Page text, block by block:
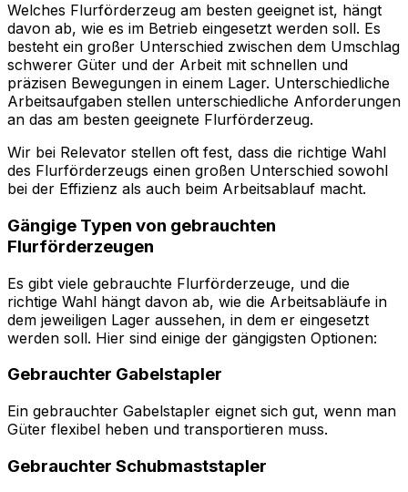
Welches Flurförderzeug am besten geeignet ist, hängt
davon ab, wie es im Betrieb eingesetzt werden soll. Es
besteht ein großer Unterschied zwischen dem Umschlag
schwerer Güter und der Arbeit mit schnellen und
präzisen Bewegungen in einem Lager. Unterschiedliche
Arbeitsaufgaben stellen unterschiedliche Anforderungen
an das am besten geeignete Flurförderzeug.
Wir bei Relevator stellen oft fest, dass die richtige Wahl
des Flurförderzeugs einen großen Unterschied sowohl
bei der Effizienz als auch beim Arbeitsablauf macht.
Gängige Typen von gebrauchten
Flurförderzeugen
Es gibt viele gebrauchte Flurförderzeuge, und die
richtige Wahl hängt davon ab, wie die Arbeitsabläufe in
dem jeweiligen Lager aussehen, in dem er eingesetzt
werden soll. Hier sind einige der gängigsten Optionen:
Gebrauchter Gabelstapler
Ein gebrauchter Gabelstapler eignet sich gut, wenn man
Güter flexibel heben und transportieren muss.
Gebrauchter Schubmaststapler